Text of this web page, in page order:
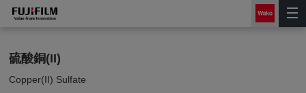
硫酸銅(II)
Copper(II) Sulfate